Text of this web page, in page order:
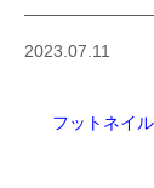
2023.07.11
フットネイ